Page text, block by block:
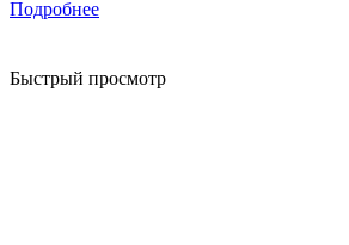
Подробнее
Быстрый просмотр